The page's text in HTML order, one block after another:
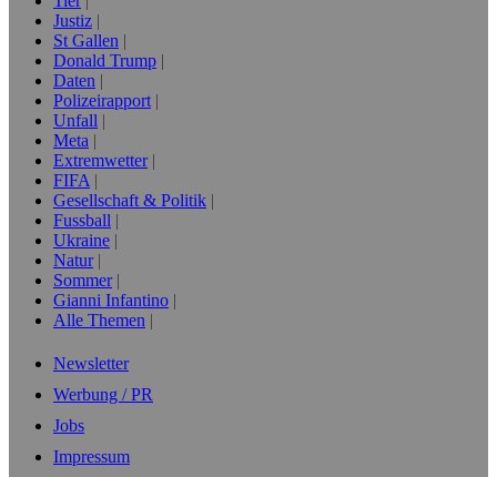
Justiz
St Gallen
Donald Trump
Daten
Polizeirapport
Unfall
Meta
Extremwetter
FIFA
Gesellschaft & Politik
Fussball
Ukraine
Natur
Sommer
Gianni Infantino
Alle Themen
Newsletter
Werbung / PR
Jobs
Impressum